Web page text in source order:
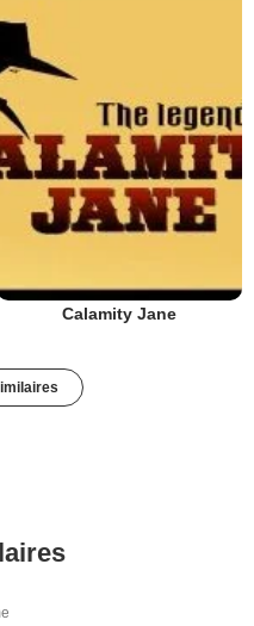
Calamity Jane